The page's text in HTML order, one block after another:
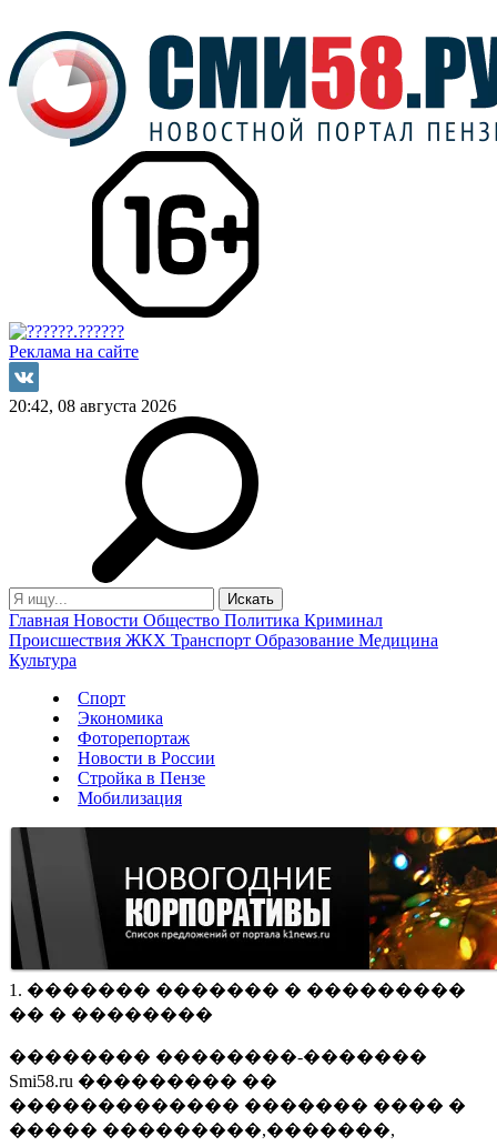
Реклама на сайте
20:42, 08 августа 2026
Главная Новости Общество Политика Криминал
Происшествия ЖКХ Транспорт Образование Медицина
Культура
Спорт
Экономика
Фоторепортаж
Новости в России
Стройка в Пензе
Мобилизация
1. ������� ������� � ���������
�� � ��������
�������� ��������-�������
Smi58.ru ��������� ��
������������� ������� ���� �
����� ���������,�������,